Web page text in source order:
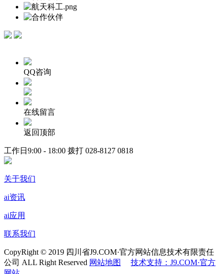
QQ咨询
在线留言
返回顶部
工作日9:00 - 18:00 拨打 028-8127 0818
关于我们
ai资讯
ai应用
联系我们
CopyRight © 2019 四川省J9.COM·官方网站信息技术有限责任
公司 ALL Right Reserved 网站地图
技术支持：J9.COM·官方